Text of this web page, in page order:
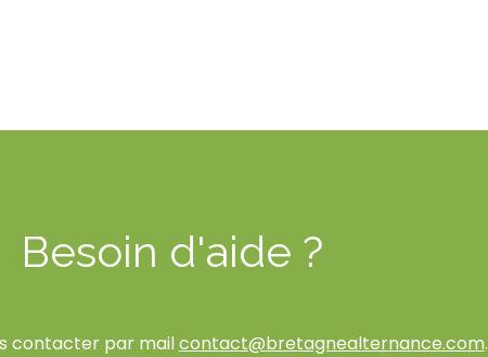
Besoin d'aide ?
contacter par mailcontact@bretagnealternance.com.